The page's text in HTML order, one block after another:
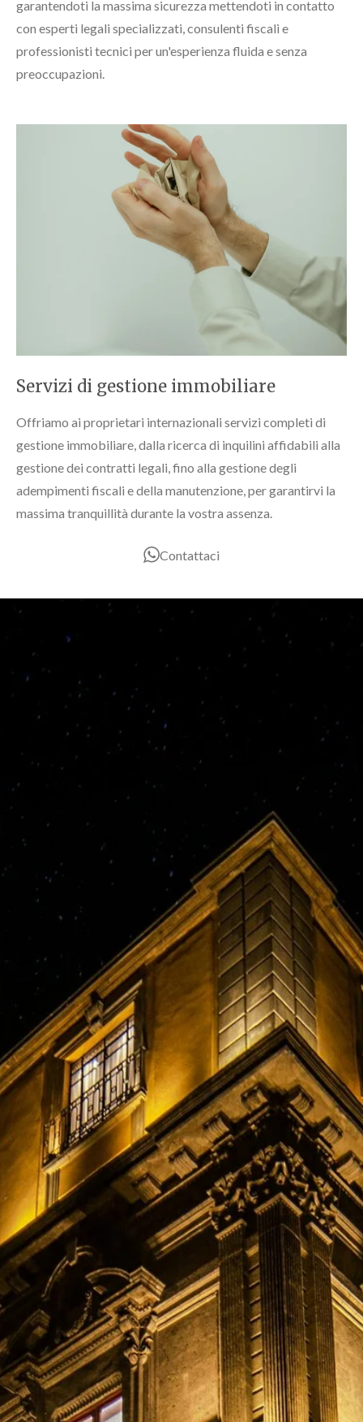
garantendoti la massima sicurezza mettendoti in contatto
con esperti legali specializzati, consulenti fiscali e
professionisti tecnici per un'esperienza fluida e senza
preoccupazioni.
Servizi di gestione immobiliare
Offriamo ai proprietari internazionali servizi completi di
gestione immobiliare, dalla ricerca di inquilini affidabili alla
gestione dei contratti legali, fino alla gestione degli
adempimenti fiscali e della manutenzione, per garantirvi la
massima tranquillità durante la vostra assenza.
Contattaci